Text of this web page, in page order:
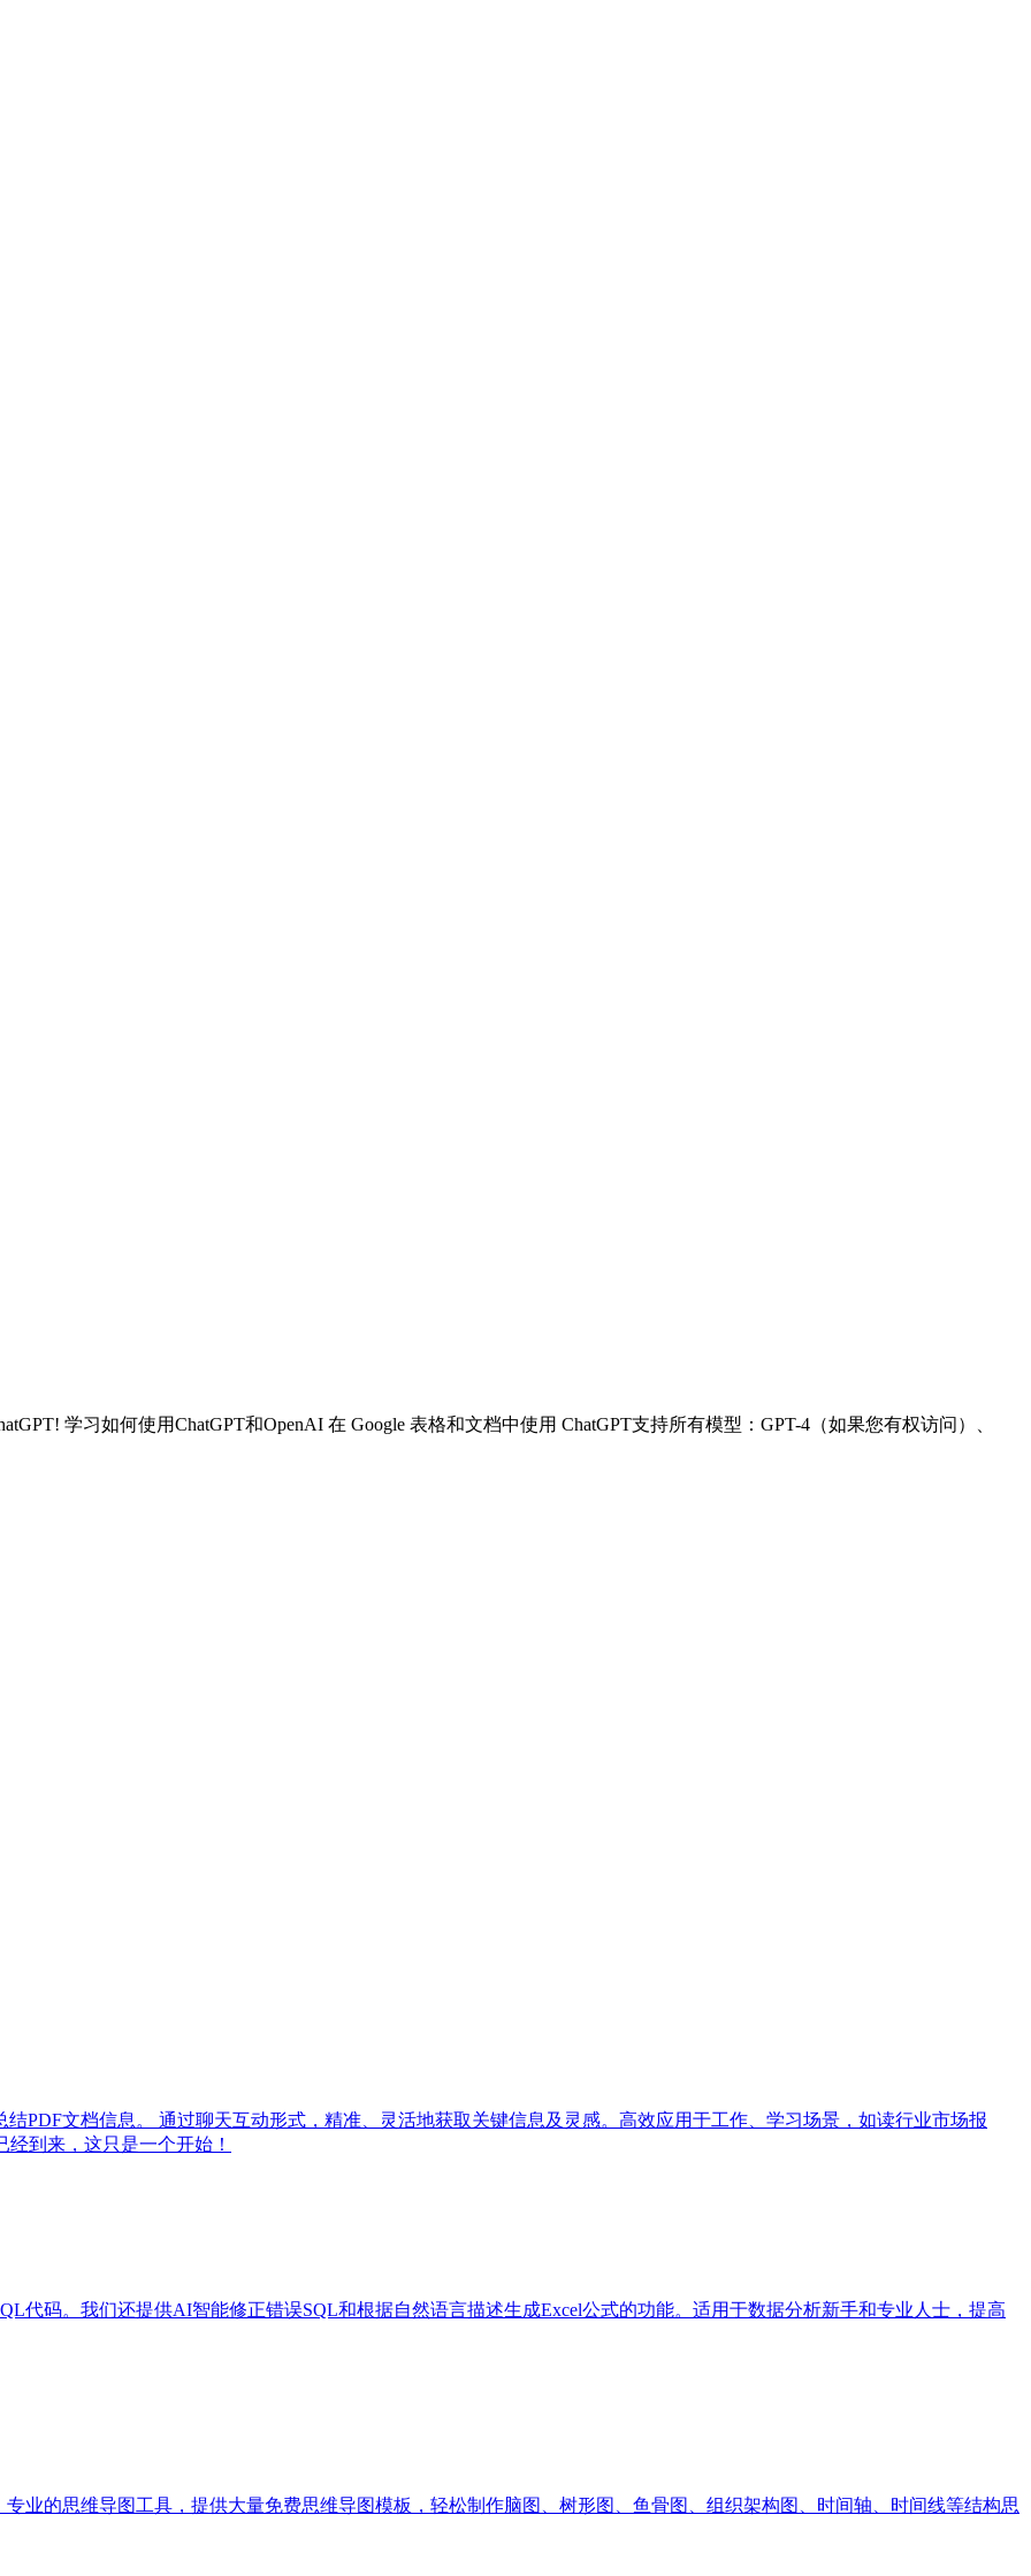
学习如何使用ChatGPT和OpenAI 在 Google 表格和文档中使用 ChatGPT支持所有模型：GPT-4（如果您有权访问）、
结PDF文档信息。 通过聊天互动形式，精准、灵活地获取关键信息及灵感。高效应用于工作、学习场景，如读行业市场报
到来，这只是一个开始！
代码。我们还提供AI智能修正错误SQL和根据自然语言描述生成Excel公式的功能。适用于数据分析新手和专业人士，提高
业的思维导图工具，提供大量免费思维导图模板，轻松制作脑图、树形图、鱼骨图、组织架构图、时间轴、时间线等结构思